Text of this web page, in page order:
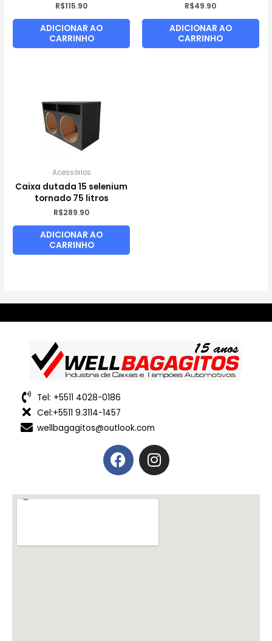
R$115.90
ADICIONAR AO
CARRINHO
R$49.90
ADICIONAR AO
CARRINHO
Acessórios
Caixa dutada 15 selenium
tornado 75 litros
R$289.90
ADICIONAR AO
CARRINHO
Tel: +5511 4028-0186
Cel:+5511 9.3114-1457
wellbagagitos@outlook.com